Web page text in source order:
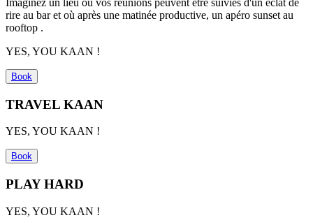
Imaginez un lieu où vos réunions peuvent être suivies d'un éclat de
rire au bar et où après une matinée productive, un apéro sunset au
rooftop .
YES, YOU KAAN !
Book
TRAVEL KAAN
YES, YOU KAAN !
Book
PLAY HARD
YES, YOU KAAN !